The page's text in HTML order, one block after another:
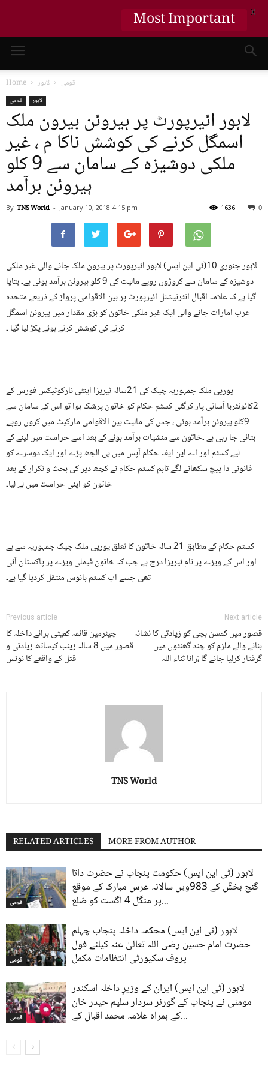
Home قومی لاہور
قومی لاہور
لاہور ائیرپورٹ پر ہیروئن بیرون ملک
اسمگل کرنے کی کوشش ناکا م ، غیر
ملکی دوشیزہ کے سامان سے 9 کلو
ہیروئن برآمد
By TNS World - January 10, 2018 4:15 pm 0
1636
لاہور جنوری 10(ٹی این ایس) لاہور ائیرپورٹ پر بیرون ملک جانے والی غیر ملکی
دوشیزہ کے سامان سے کروڑوں روپے مالیت کی 9 کلو ہیروئن برآمد ہوئی ہے۔ بتایا
گیا ہے کہ علامہ اقبال انٹرنیشنل ائیرپورٹ پر بین الاقوامی پرواز کے ذریعے متحدہ
عرب امارات جانے والی ایک غیر ملکی خاتون کو بڑی مقدار میں ہیروئن اسمگل
کرنے کی کوشش کرتے ہوئے پکڑ لیا گیا ۔
یورپی ملک جمہوریہ چیک کی 21سالہ ٹیریزا اینٹی نارکوٹیکس فورس کے
2کائونٹربا آسانی پار کرگئی کسٹم حکام کو خاتون پرشک ہوا تو اس کے سامان سے
9کلو ہیروئن برآمد ہوئی ، جس کی مالیت بین الاقوامی مارکیٹ میں کروں روپے
بتائی جا رہی ہے ۔خاتون سے منشیات برآمد ہونے کے بعد اسے حراست میں لینے کے
لیے کسٹم اور اے این ایف حکام آپس میں ہی الجھ پڑے اور ایک دوسرے کو
قانونی دا پیچ سکھانے لگے تاہم کسٹم حکام نے کچھ دیر کی بحث و تکرار کے بعد
خاتون کو اپنی حراست میں لے لیا۔
کسٹم حکام کے مطابق 21 سالہ خاتون کا تعلق یورپی ملک چیک جمہوریہ سے ہے
اور اس کے ویزے پر نام ٹیریزا درج ہے جب کہ خاتون فیملی ویزے پر پاکستان آئی
تھی جسے اب کسٹم ہائوس منتقل کردیا گیا ہے۔
Previous article
چیئرمین قائمہ کمیٹی برائے داخلہ کا
قصور میں 8 سالہ زینب کیساتھ زیادتی و
قتل کے واقعے کا نوٹس
Next article
قصور میں کمسن بچی کو زیادتی کا نشانہ
بنانے والے ملزم کو چند گھنٹوں میں
گرفتار کرلیا جائے گا ،ْرانا ثناء اللہ
TNS World
RELATED ARTICLES MORE FROM AUTHOR
قومی
لاہور (ٹی این ایس) حکومت پنجاب نے حضرت داتا
گنج بخشؒ کے 983ویں سالانہ عرس مبارک کے موقع
پر منگل 4 اگست کو ضلع...
قومی
لاہور (ٹی این ایس) محکمہ داخلہ پنجاب چہلم
حضرت امام حسین رضی اللہ تعالیٰ عنہ کیلئے فول
پروف سکیورٹی انتظامات مکمل
قومی
لاہور (ٹی این ایس) ایران کے وزیرِ داخلہ اسکندر
مومنی نے پنجاب کے گورنر سردار سلیم حیدر خان
کے ہمراہ علامہ محمد اقبال کے...
Most Important X